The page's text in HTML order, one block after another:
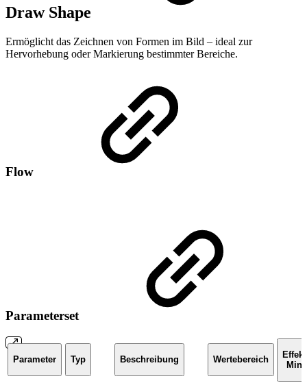
Draw Shape
Ermöglicht das Zeichnen von Formen im Bild – ideal zur
Hervorhebung oder Markierung bestimmter Bereiche.
Flow
Parameterset
Parameter Typ Beschreibung Wertebereich
Effekt
Min